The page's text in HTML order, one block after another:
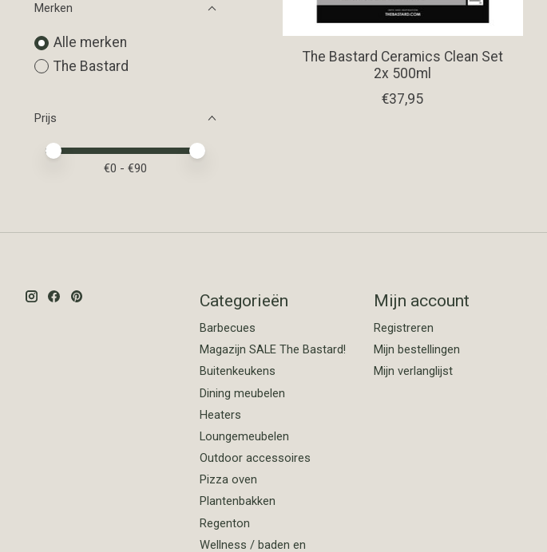
Merken
Alle merken
The Bastard
Prijs
Minimale prijswaarde
Price maximum value
€0 - €90
The Bastard Ceramics Clean Set
2x 500ml
€37,95
Categorieën
Barbecues
Magazijn SALE The Bastard!
Buitenkeukens
Dining meubelen
Heaters
Loungemeubelen
Outdoor accessoires
Pizza oven
Plantenbakken
Regenton
Wellness / baden en
Mijn account
Registreren
Mijn bestellingen
Mijn verlanglijst